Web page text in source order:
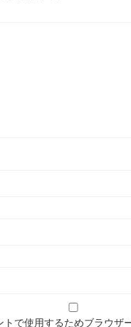
トで使用するためブラウザ